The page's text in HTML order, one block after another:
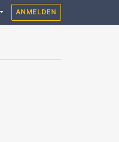
ANMELDEN